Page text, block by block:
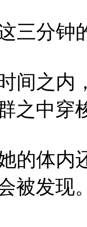
三分钟
间之内
之中穿
的体内
被发现。